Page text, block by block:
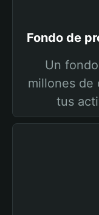
Fondo de
Un
millones de
tus